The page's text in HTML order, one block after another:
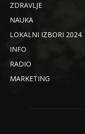
ZDRAVLJE
NAUKA
LOKALNI IZBORI 2024.
INFO
RADIO
MARKETING